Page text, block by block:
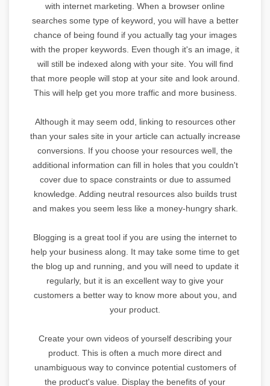
with internet marketing. When a browser online
searches some type of keyword, you will have a better
chance of being found if you actually tag your images
with the proper keywords. Even though it's an image, it
will still be indexed along with your site. You will find
that more people will stop at your site and look around.
This will help get you more traffic and more business.
Although it may seem odd, linking to resources other
than your sales site in your article can actually increase
conversions. If you choose your resources well, the
additional information can fill in holes that you couldn't
cover due to space constraints or due to assumed
knowledge. Adding neutral resources also builds trust
and makes you seem less like a money-hungry shark.
Blogging is a great tool if you are using the internet to
help your business along. It may take some time to get
the blog up and running, and you will need to update it
regularly, but it is an excellent way to give your
customers a better way to know more about you, and
your product.
Create your own videos of yourself describing your
product. This is often a much more direct and
unambiguous way to convince potential customers of
the product's value. Display the benefits of your